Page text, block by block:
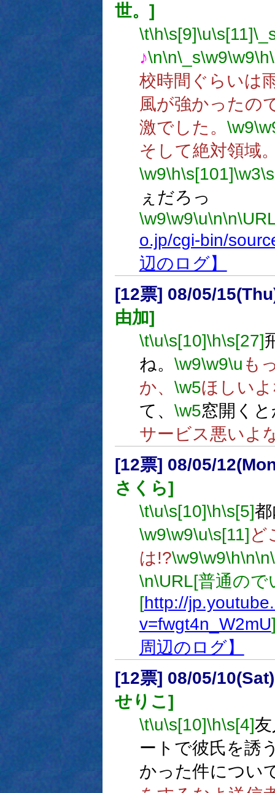
世。]
\t\h\s[9]\u\s[11]
♪\n\n\_s\w9\w9\h
校時間ぐらいは
風が強かったの
激でした。 \w9
そして絶対領域
\w9\h\s[101]\w3
ぇだろっ
\w9\w9\u\n\n
o.jp/cgi-bin/
辺のログ】
[12票] 08/05/
由加]
\t\u\s[10]\h\s[27]
ね。 \w9\w9\u も
か、 \w5ほしい
て、 \w5窓開く
サービス悪いよ
[12票] 08/05/
さくら]
\t\u\s[10]\h\s[5]
\w9\w9\u\s[11]ど
は!?\w9\w9\h\n\n
\n\URL[普通ので
[http://
v=fwgt4n_W2mU
周辺のログ】
[12票] 08/05/
せりこ]
\t\u\s[10]\h\s[4]
ートで彼氏を誘
かった件につい